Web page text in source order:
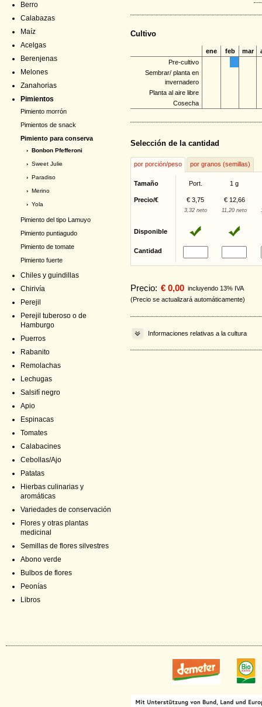
Berro
Calabazas
Maíz
Acelgas
Berenjenas
Melones
Zanahorias
Pimientos
Pimiento morrón
Pimientos de snack
Pimiento para conserva
› Bonbon Pfefferoni
› Sweet Julie
› Paradiso
› Merino
› Yola
Pimiento del tipo Lamuyo
Pimiento puntiagudo
Pimiento de tomate
Pimiento fuerte
Chiles y guindillas
Chirivía
Perejil
Perejil tuberoso o de
Hamburgo
Puerros
Rabanito
Remolachas
Lechugas
Salsifí negro
Apio
Espinacas
Tomates
Calabacines
Cebollas/Ajo
Patatas
Hierbas culinarias y
aromáticas
Variedades de conservación
Flores y otras plantas
medicinal
Semillas de flores silvestres
Abono verde
Bulbos de flores
Peonías
Libros
Cultivo
ene feb mar
Pre-cultivo
Sembrar/ planta en
invernadero
Planta al aire libre
Cosecha
Selección de la cantidad
por porción/peso por granos (semillas)
Tamaño Port. 1 g
Precio/€ € 3,75 € 12,66
3,32 neto 11,20 neto
Disponible
Cantidad
Precio: € 0,00 incluyendo 13% IVA
(Precio se actualizará automáticamente)
Informaciones relativas a la cultura